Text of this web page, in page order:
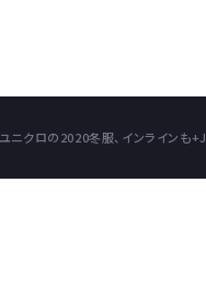
ユニクロの2020冬服、インラインも